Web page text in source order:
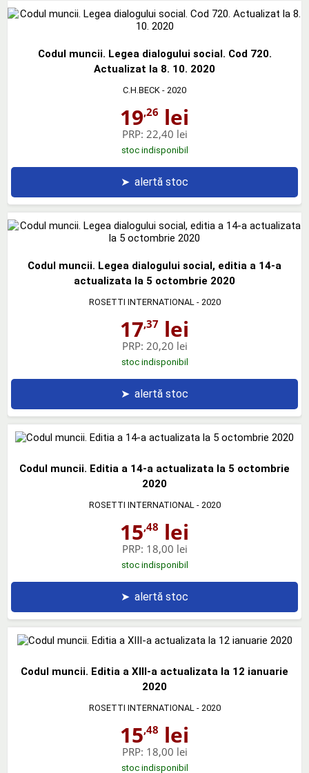
Codul muncii. Legea dialogului social. Cod 720.
Actualizat la 8. 10. 2020
C.H.BECK - 2020
19,26 lei
PRP: 22,40 lei
stoc indisponibil
➤ alertă stoc
Codul muncii. Legea dialogului social, editia a 14-a
actualizata la 5 octombrie 2020
ROSETTI INTERNATIONAL - 2020
17,37 lei
PRP: 20,20 lei
stoc indisponibil
➤ alertă stoc
Codul muncii. Editia a 14-a actualizata la 5 octombrie
2020
ROSETTI INTERNATIONAL - 2020
15,48 lei
PRP: 18,00 lei
stoc indisponibil
➤ alertă stoc
Codul muncii. Editia a XIII-a actualizata la 12 ianuarie
2020
ROSETTI INTERNATIONAL - 2020
15,48 lei
PRP: 18,00 lei
stoc indisponibil